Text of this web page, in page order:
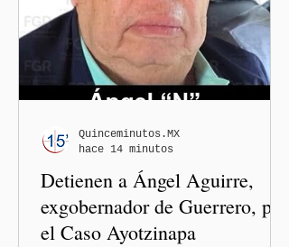
Detienen a Ángel Aguirre,
exgobernador de Guerrero, por
el Caso Ayotzinapa
Quinceminutos.MX
hace 14 minutos